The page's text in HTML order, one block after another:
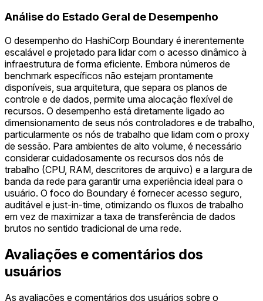
Análise do Estado Geral de Desempenho
O desempenho do HashiCorp Boundary é inerentemente
escalável e projetado para lidar com o acesso dinâmico à
infraestrutura de forma eficiente. Embora números de
benchmark específicos não estejam prontamente
disponíveis, sua arquitetura, que separa os planos de
controle e de dados, permite uma alocação flexível de
recursos. O desempenho está diretamente ligado ao
dimensionamento de seus nós controladores e de trabalho,
particularmente os nós de trabalho que lidam com o proxy
de sessão. Para ambientes de alto volume, é necessário
considerar cuidadosamente os recursos dos nós de
trabalho (CPU, RAM, descritores de arquivo) e a largura de
banda da rede para garantir uma experiência ideal para o
usuário. O foco do Boundary é fornecer acesso seguro,
auditável e just-in-time, otimizando os fluxos de trabalho
em vez de maximizar a taxa de transferência de dados
brutos no sentido tradicional de uma rede.
Avaliações e comentários dos
usuários
As avaliações e comentários dos usuários sobre o